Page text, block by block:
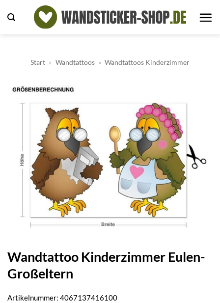
Inhalt
Start » Wandtattoos » Wandtattoos Kinderzimmer
Wandtattoo Kinderzimmer Eulen-
Großeltern
Artikelnummer: 4067137416100